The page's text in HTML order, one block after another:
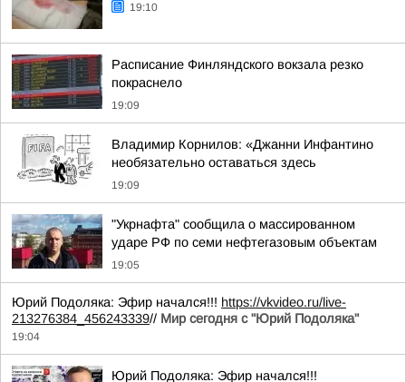
19:10
Расписание Финляндского вокзала резко
покраснело
19:09
Владимир Корнилов: «Джанни Инфантино
необязательно оставаться здесь
19:09
"Укрнафта" сообщила о массированном
ударе РФ по семи нефтегазовым объектам
19:05
Юрий Подоляка: Эфир начался!!! https://vkvideo.ru/live-
213276384_456243339// Мир сегодня с "Юрий Подоляка"
19:04
Юрий Подоляка: Эфир начался!!!